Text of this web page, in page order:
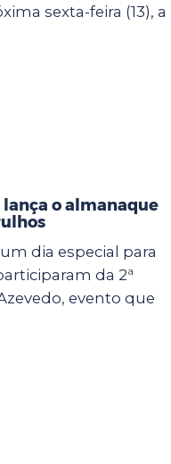
sexta-feira (13), a
lança o almanaque
dia especial para
da 2ª
evento que